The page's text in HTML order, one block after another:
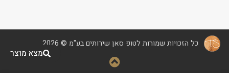
כל הזכויות שמורות לטופ סאן שירותים בע"מ © 2026
מצא מוצר